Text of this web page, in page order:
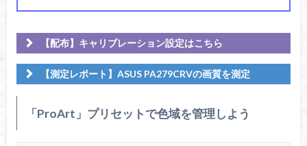
【配布】キャリブレーション設定はこちら
SDR 3D LUT for PA279CRV
【測定レポート】ASUS PA279CRVの画質を測定
「ProArt」プリセットで色域を管理しよう